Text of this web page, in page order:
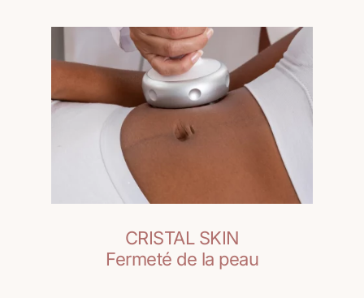
CRISTAL SKIN
Fermeté de la peau